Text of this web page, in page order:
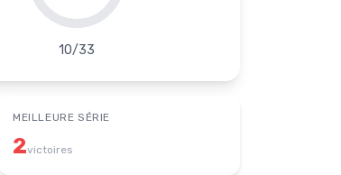
10/33
MEILLEURE SÉRIE
2victoires